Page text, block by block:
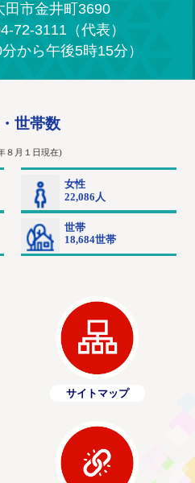
田市金井町3690
72-3111（代表）
から午後5時15分）
サイトマップ